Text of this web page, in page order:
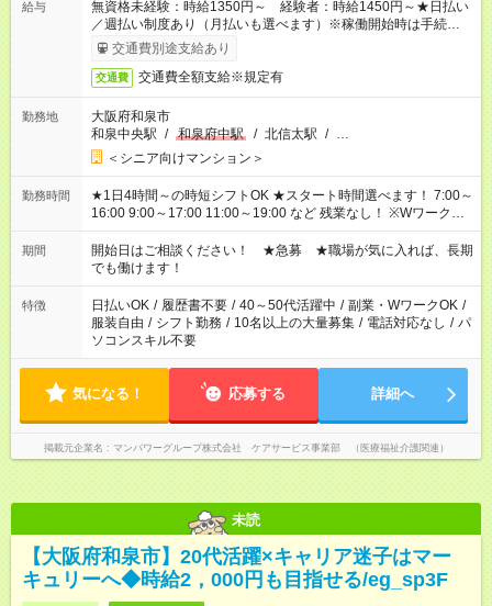
給与
無資格未経験：時給1350円～ 経験者：時給1450円～★日払い
／週払い制度あり（月払いも選べます）※稼働開始時は手続き完
了次第のお支払いとなります。
交通費別途支給あり
交通費 交通費全額支給※規定有
勤務地
大阪府和泉市
和泉中央駅 / 和泉府中駅 / 北信太駅 / …
＜シニア向けマンション＞
勤務時間
★1日4時間～の時短シフトOK ★スタート時間選べます！ 7:00～
16:00 9:00～17:00 11:00～19:00 など 残業なし！ ※Wワークの
場合、他のお仕事と合わせ週40時間超の就業はご案内できませ
ん ※法令に基づき、週20時間以上勤務は社会保険への加入対象
となります ※労働者派遣法（日雇い派遣の原則禁止）により、
短時間・短期間の就業はご案内が難しい場合があります
期間
開始日はご相談ください！ ★急募 ★職場が気に入れば、長期
でも働けます！
特徴 日払いOK / 履歴書不要 / 40～50代活躍中 / 副業・WワークOK /
服装自由 / シフト勤務 / 10名以上の大量募集 / 電話対応なし / パ
ソコンスキル不要
気になる！ 応募する 詳細へ
掲載元企業名 マンパワーグループ株式会社 ケアサービス事業部 （医療福祉介護関連）
未読
【大阪府和泉市】20代活躍×キャリア迷子はマー
キュリーへ◆時給2，000円も目指せる/eg_sp3F